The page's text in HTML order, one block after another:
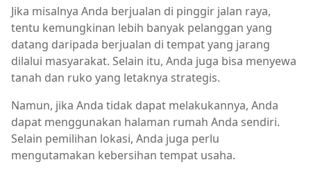
Jika misalnya Anda berjualan di pinggir jalan raya,
tentu kemungkinan lebih banyak pelanggan yang
datang daripada berjualan di tempat yang jarang
dilalui masyarakat. Selain itu, Anda juga bisa menyewa
tanah dan ruko yang letaknya strategis.
Namun, jika Anda tidak dapat melakukannya, Anda
dapat menggunakan halaman rumah Anda sendiri.
Selain pemilihan lokasi, Anda juga perlu
mengutamakan kebersihan tempat usaha.